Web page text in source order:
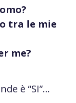
tra le mie
me?
è “SI”…